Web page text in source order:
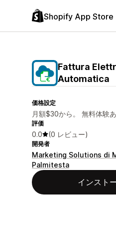
Shopify App Store
Fattura
Automatica
価格設定
月額$30から。 無料体験あ
評価
0.0 (0 レビュー)
開発者
Marketing Solutions di
Palmitesta
インスト